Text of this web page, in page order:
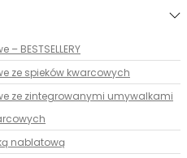
– BESTSELLERY
ze spieków kwarcowych
ze zintegrowanymi umywalkami
nablatową